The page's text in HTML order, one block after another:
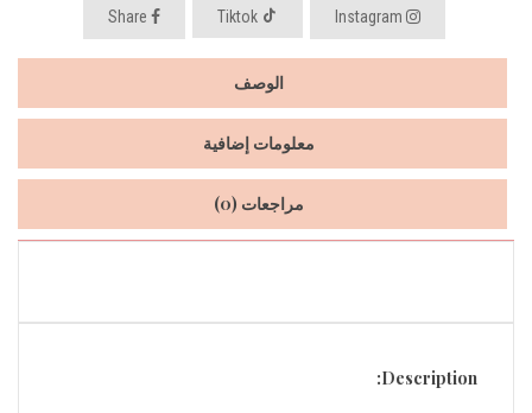
الوصف
معلومات إضافية
مراجعات (0)
Description: